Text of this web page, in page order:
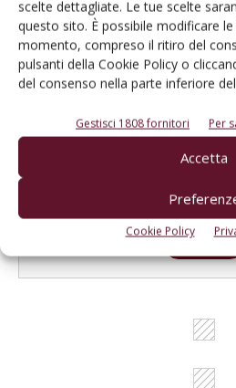
scelte dettagliate. Le tue scelte
questo sito. È possibile modificare
momento, compreso il ritiro del
pulsanti della Cookie Policy o
del consenso nella parte inferiore
Gestisci 1808 fornitori Per
Accetta
Cookie Policy
Un modo semplice per
prodotto!
Cerca adesso
I consigli di Terra e Vita